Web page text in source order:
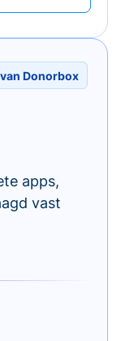
Donorbox
apps,
vast